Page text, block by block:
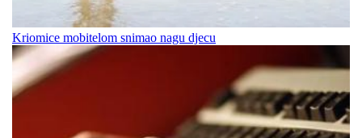
Kriomice mobitelom snimao nagu djecu